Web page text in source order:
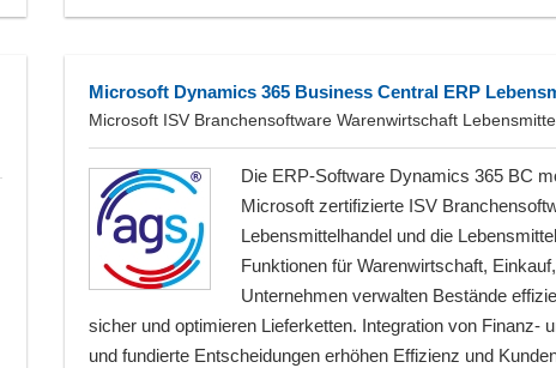
Microsoft Dynamics 365 Business Central ERP
Microsoft ISV Branchensoftware Warenwirtschaft
Die ERP-Software Dynamics 365 BC
Microsoft zertifizierte ISV
Lebensmittelhandel und die
Funktionen für Warenwirtschaft,
Unternehmen verwalten Bestände
sicher und optimieren Lieferketten. Integration von Finanz-
und fundierte Entscheidungen erhöhen Effizienz und